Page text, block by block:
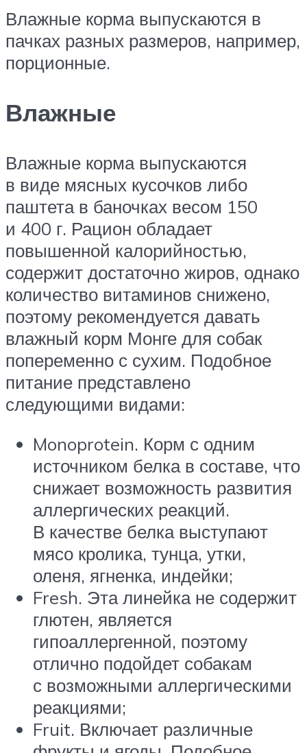
Влажные корма выпускаются в
пачках разных размеров, например,
порционные.
Влажные
Влажные корма выпускаются
в виде мясных кусочков либо
паштета в баночках весом 150
и 400 г. Рацион обладает
повышенной калорийностью,
содержит достаточно жиров, однако
количество витаминов снижено,
поэтому рекомендуется давать
влажный корм Монге для собак
попеременно с сухим. Подобное
питание представлено
следующими видами:
Monoprotein. Корм с одним
источником белка в составе, что
снижает возможность развития
аллергических реакций.
В качестве белка выступают
мясо кролика, тунца, утки,
оленя, ягненка, индейки;
Fresh. Эта линейка не содержит
глютен, является
гипоаллергенной, поэтому
отлично подойдет собакам
с возможными аллергическими
реакциями;
Fruit. Включает различные